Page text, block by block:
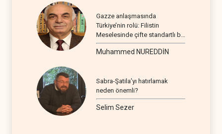
Gazze anlaşmasında
Türkiye’nin rolü: Filistin
Meselesinde çifte standartlı bir
seyir
Muhammed NUREDDİN
Sabra-Şatila’yı hatırlamak
neden önemli?
Selim Sezer